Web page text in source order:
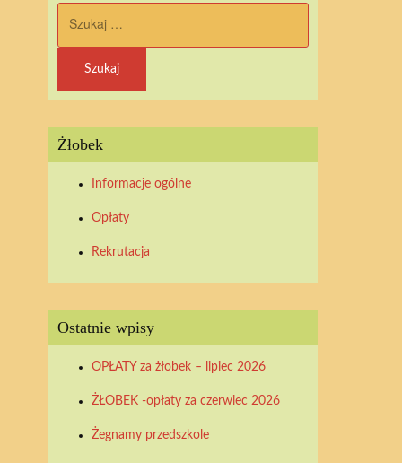
Żłobek
Informacje ogólne
Opłaty
Rekrutacja
Ostatnie wpisy
OPŁATY za żłobek – lipiec 2026
ŻŁOBEK -opłaty za czerwiec 2026
Żegnamy przedszkole